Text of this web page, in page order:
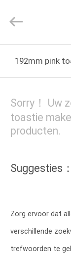
ONGEVEER
ONS
ONS
Group
Co.,Ltd.
Reserved.
192mm pink
Sorry！ Uw
toastie
producten.
Suggesties：
Zorg ervoor dat
verschillende
trefwoorden te